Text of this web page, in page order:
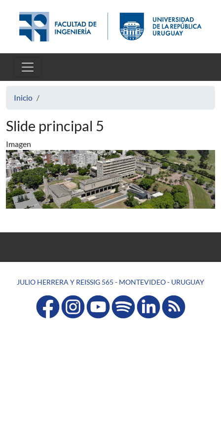
Inicio
Slide principal 5
Imagen
JULIO HERRERA Y REISSIG 565 - MONTEVIDEO - URUGUAY